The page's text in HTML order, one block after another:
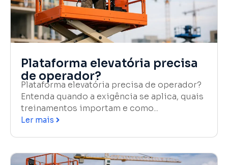
Plataforma elevatória precisa
de operador?
Plataforma elevatória precisa de operador?
Entenda quando a exigência se aplica, quais
treinamentos importam e como...
Ler mais